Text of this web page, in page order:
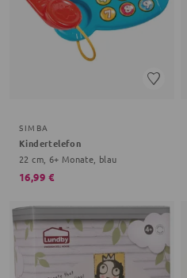
SIMBA
Kindertelefon
22 cm, 6+ Monate, blau
16,99 €